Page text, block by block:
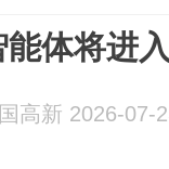
能体将进
高新 2026-07-